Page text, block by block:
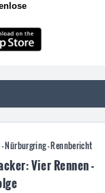
Nürburgring - Rennbericht
Vier Rennen -